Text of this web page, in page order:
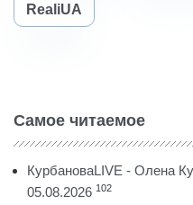
RealiUA
Самое читаемое
КурбановаLIVE - Олена
05.08.2026 102